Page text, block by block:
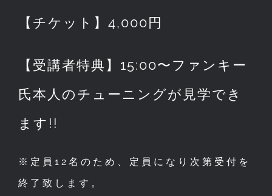
【チケット】4,000円
【受講者特典】15:00〜ファンキー
氏本人のチューニングが見学でき
ます!!
※定員12名のため、定員になり次第受付を
終了致します。